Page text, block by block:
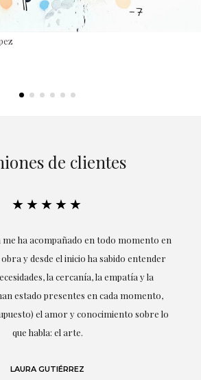
de clientes
★★★★★
ha acompañado en todo momento en
y desde el inicio ha sabido entender
la cercanía, la empatía y la
estado presentes en cada momento,
el amor y conocimiento sobre lo
que habla: el arte.
LAURA GUTIÉRREZ